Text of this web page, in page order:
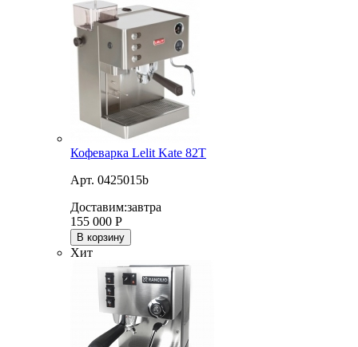
Кофеварка Lelit Kate 82T
Арт. 0425015b
Доставим:завтра
155 000 Р
В корзину
Хит